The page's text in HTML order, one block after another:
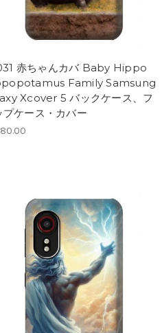
赤ちゃんカバ Baby Hippo
Family Samsung
Xcover 5 バックケース、フ
プケース・カバー